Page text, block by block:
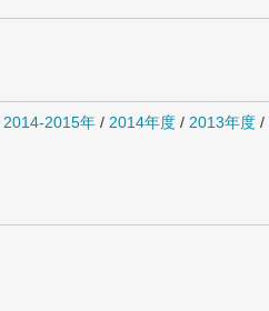
2014-2015年 / 2014年度 / 2013年度 /